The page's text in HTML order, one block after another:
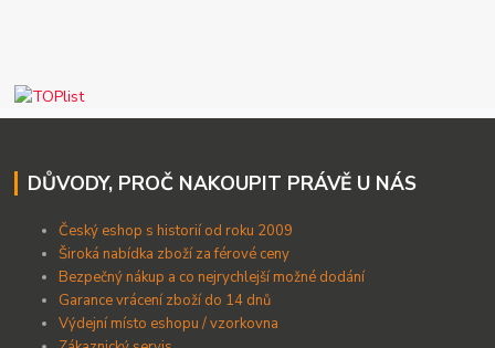
DŮVODY, PROČ NAKOUPIT PRÁVĚ U NÁS
Český eshop s historií od roku 2009
Široká nabídka zboží za férové ceny
Bezpečný nákup a co nejrychlejší možné dodání
Garance vrácení zboží do 14 dnů
Výdejní místo eshopu / vzorkovna